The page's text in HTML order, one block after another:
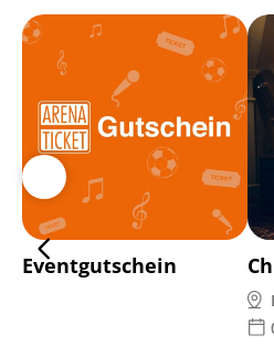
Eventgutschein